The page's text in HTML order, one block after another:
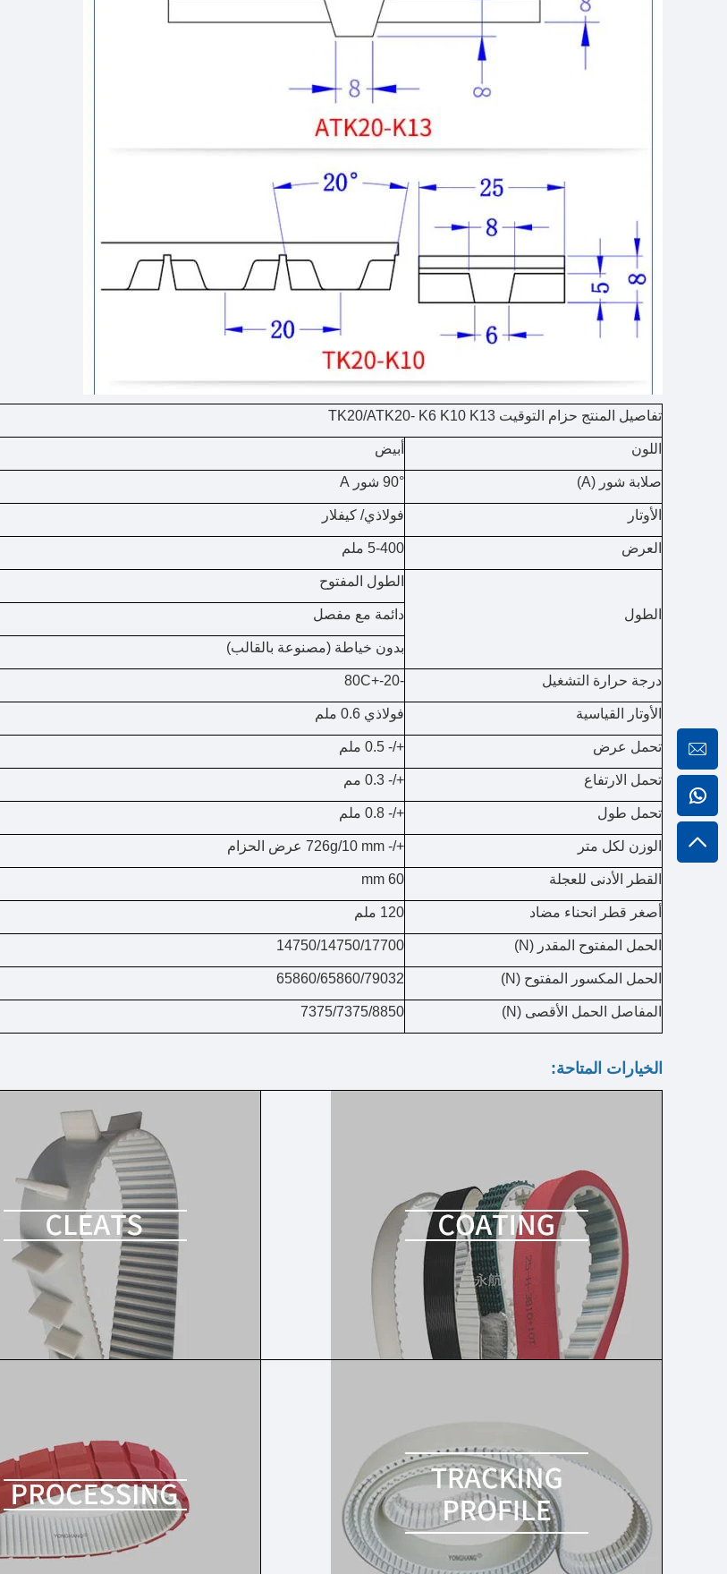
تفاصيل المنتج حزام التوقيت TK20/ATK20- K6 K10 K13
اللون أبيض
صلابة شور (A) 90° شور A
الأوتار فولاذي/ كيفلار
العرض 5-400 ملم
الطول
الطول المفتوح
دائمة مع مفصل
بدون خياطة (مصنوعة بالقالب)
درجة حرارة التشغيل -20-+80C
الأوتار القياسية فولاذي 0.6 ملم
تحمل عرض +/- 0.5 ملم
تحمل الارتفاع +/- 0.3 مم
تحمل طول +/- 0.8 ملم
الوزن لكل متر +/- 726g/10 mm عرض الحزام
القطر الأدنى للعجلة 60 mm
أصغر قطر انحناء مضاد 120 ملم
الحمل المفتوح المقدر (N) 14750/14750/17700
الحمل المكسور المفتوح (N) 65860/65860/79032
المفاصل الحمل الأقصى (N) 7375/7375/8850
الخيارات المتاحة: